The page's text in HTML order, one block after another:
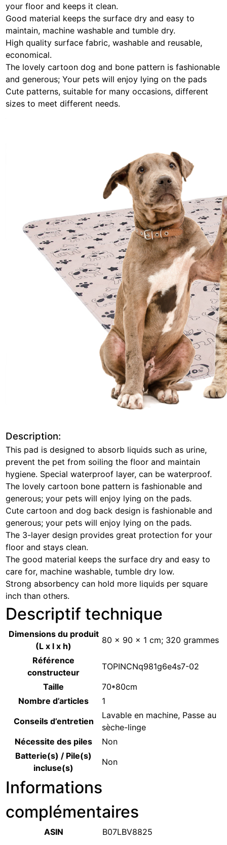
your floor and keeps it clean.
Good material keeps the surface dry and easy to
maintain, machine washable and tumble dry.
High quality surface fabric, washable and reusable,
economical.
The lovely cartoon dog and bone pattern is fashionable
and generous; Your pets will enjoy lying on the pads
Cute patterns, suitable for many occasions, different
sizes to meet different needs.
Description:
This pad is designed to absorb liquids such as urine,
prevent the pet from soiling the floor and maintain
hygiene. Special waterproof layer, can be waterproof.
The lovely cartoon bone pattern is fashionable and
generous; your pets will enjoy lying on the pads.
Cute cartoon and dog back design is fashionable and
generous; your pets will enjoy lying on the pads.
The 3-layer design provides great protection for your
floor and stays clean.
The good material keeps the surface dry and easy to
care for, machine washable, tumble dry low.
Strong absorbency can hold more liquids per square
inch than others.
Descriptif technique
Dimensions du produit
(L x l x h)
‎80 x 90 x 1 cm; 320 grammes
Référence
constructeur
‎TOPINCNq981g6e4s7-02
Taille
‎70*80cm
Nombre d’articles
‎1
Conseils d’entretien
‎Lavable en machine, Passe au
sèche-linge
Nécessite des piles
‎Non
Batterie(s) / Pile(s)
incluse(s)
‎Non
Informations
complémentaires
ASIN B07LBV8825